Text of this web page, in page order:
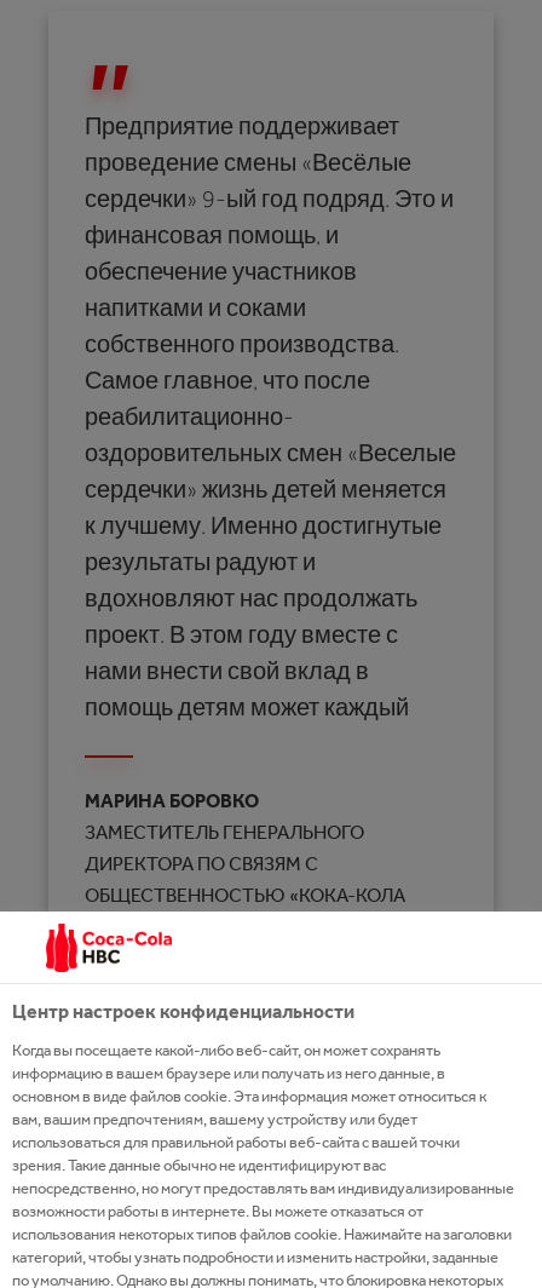
Предприятие поддерживает
проведение смены «Весёлые
сердечки» 9-ый год подряд. Это и
финансовая помощь, и
обеспечение участников
напитками и соками
собственного производства.
Самое главное, что после
реабилитационно-
оздоровительных смен «Веселые
сердечки» жизнь детей меняется
к лучшему. Именно достигнутые
результаты радуют и
вдохновляют нас продолжать
проект. В этом году вместе с
нами внести свой вклад в
помощь детям может каждый
МАРИНА БОРОВКО
ЗАМЕСТИТЕЛЬ ГЕНЕРАЛЬНОГО
ДИРЕКТОРА ПО СВЯЗЯМ С
ОБЩЕСТВЕННОСТЬЮ «КОКА-КОЛА
БЕВРИДЖИЗ БЕЛОРУССИЯ»
реабилитационно-оздоровительного центра
«Надежда».
Главная цель смены «Веселые сердечки» не
медикаментозное лечение, а психологическая и
общефизическая реабилитация детей. Важная
особенность данного проекта в том, что дети
Центр настроек конфиденциальности
Когда вы посещаете какой-либо веб-сайт, он может сохранять
информацию в вашем браузере или получать из него данные, в
основном в виде файлов cookie. Эта информация может относиться к
вам, вашим предпочтениям, вашему устройству или будет
использоваться для правильной работы веб-сайта с вашей точки
зрения. Такие данные обычно не идентифицируют вас
непосредственно, но могут предоставлять вам индивидуализированные
возможности работы в интернете. Вы можете отказаться от
использования некоторых типов файлов cookie. Нажимайте на заголовки
категорий, чтобы узнать подробности и изменить настройки, заданные
по умолчанию. Однако вы должны понимать, что блокировка некоторых